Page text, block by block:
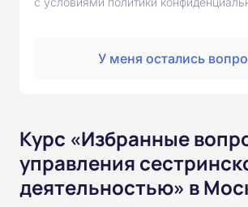
У меня остались
Курс «Избранные
управления
деятельностью» в